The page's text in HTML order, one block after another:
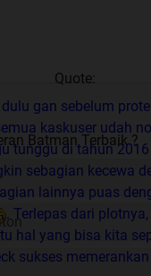
Quote:
gan sebelum
kaskuser udah
tunggu di tahun
sebagian kecewa
lainnya puas
. Terlepas dari
hal yang bisa kita
sukses memerankan
Batman Terbaik ?